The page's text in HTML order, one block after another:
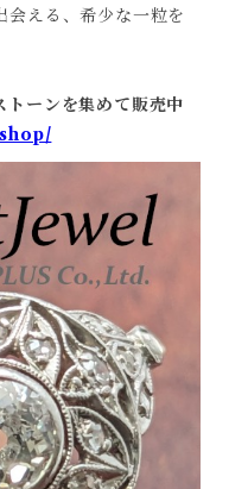
える、希少な一粒を
トーンを集めて販売中